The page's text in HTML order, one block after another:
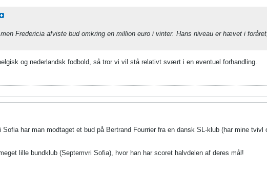
Fredericia afviste bud omkring en million euro i vinter. Hans niveau er hævet i
og nederlandsk fodbold, så tror vi vil stå relativt svært i en eventuel forhandling.
Sofia har man modtaget et bud på Bertrand Fourrier fra en dansk SL-klub (har mine
lille bundklub (Septemvri Sofia), hvor han har scoret halvdelen af deres mål!